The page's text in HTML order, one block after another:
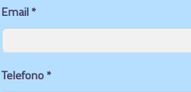
Email *
Telefono *